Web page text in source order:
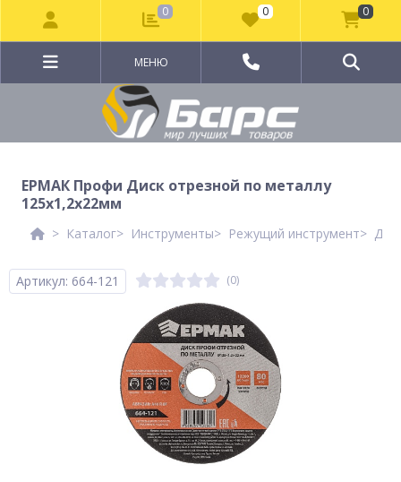
МЕНЮ
ЕРМАК Профи Диск отрезной по металлу
125х1,2х22мм
Каталог Инструменты Режущий инструмент
Артикул: 664-121 (0)
0 0 0